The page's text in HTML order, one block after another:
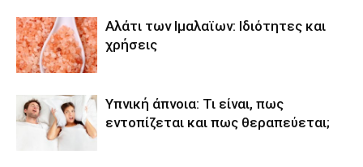
Αλάτι των Ιμαλαϊων: Ιδιότητες και
χρήσεις
Υπνική άπνοια: Τι είναι, πως
εντοπίζεται και πως θεραπεύεται;